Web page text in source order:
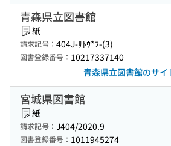
青森県立図書館
紙
請求記号： 404J-ｻﾄｳ*ﾌ-(3)
図書登録番号： 10217337140
青森県立図書館のサ
宮城県図書館
紙
請求記号： J404/2020.9
図書登録番号： 1011945274